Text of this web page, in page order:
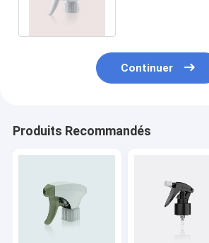
Continuer
Produits Recommandés